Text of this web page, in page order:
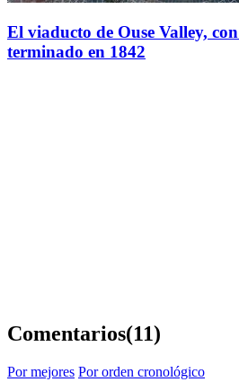
El viaducto de Ouse Valley,
terminado en 1842
Comentarios(11)
Por mejores Por orden cronológico